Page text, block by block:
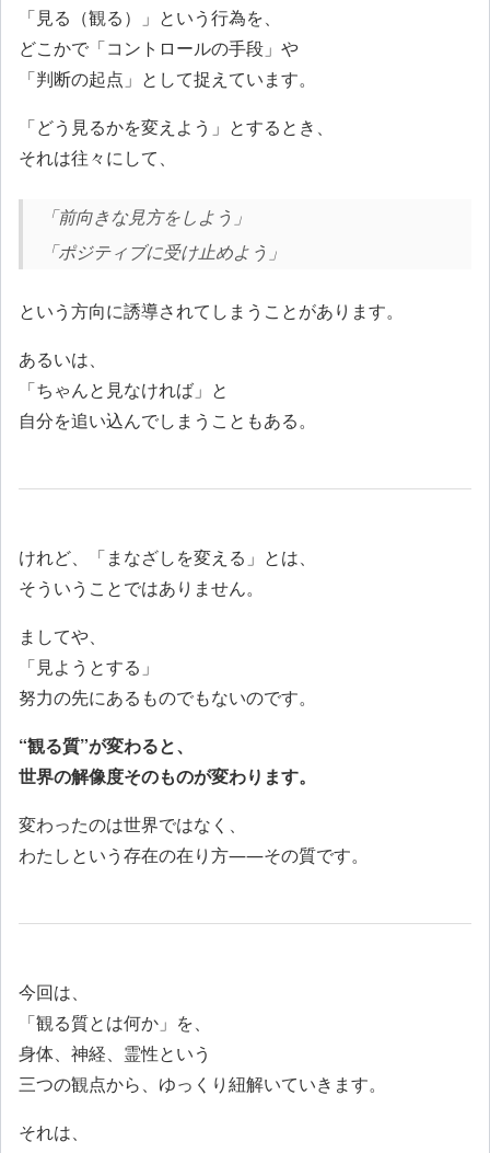
「見る（観る）」という行為を、
どこかで「コントロールの手段」や
「判断の起点」として捉えています。
「どう見るかを変えよう」とするとき、
それは往々にして、
「前向きな見方をしよう」
「ポジティブに受け止めよう」
という方向に誘導されてしまうことがあります。
あるいは、
「ちゃんと見なければ」と
自分を追い込んでしまうこともある。
けれど、「まなざしを変える」とは、
そういうことではありません。
ましてや、
「見ようとする」
努力の先にあるものでもないのです。
“観る質”が変わると、
世界の解像度そのものが変わります。
変わったのは世界ではなく、
わたしという存在の在り方――その質です。
今回は、
「観る質とは何か」を、
身体、神経、霊性という
三つの観点から、ゆっくり紐解いていきます。
それは、